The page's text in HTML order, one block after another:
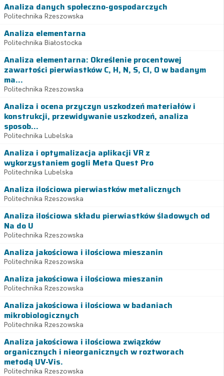
Analiza danych społeczno-gospodarczych
Politechnika Rzeszowska
Analiza elementarna
Politechnika Białostocka
Analiza elementarna: Określenie procentowej
zawartości pierwiastków C, H, N, S, Cl, O w badanym
ma...
Politechnika Rzeszowska
Analiza i ocena przyczyn uszkodzeń materiałów i
konstrukcji, przewidywanie uszkodzeń, analiza
sposob...
Politechnika Lubelska
Analiza i optymalizacja aplikacji VR z
wykorzystaniem gogli Meta Quest Pro
Politechnika Lubelska
Analiza ilościowa pierwiastków metalicznych
Politechnika Rzeszowska
Analiza ilościowa składu pierwiastków śladowych od
Na do U
Politechnika Rzeszowska
Analiza jakościowa i ilościowa mieszanin
Politechnika Rzeszowska
Analiza jakościowa i ilościowa mieszanin
Politechnika Rzeszowska
Analiza jakościowa i ilościowa w badaniach
mikrobiologicznych
Politechnika Rzeszowska
Analiza jakościowa i ilościowa związków
organicznych i nieorganicznych w roztworach
metodą UV-Vis.
Politechnika Rzeszowska